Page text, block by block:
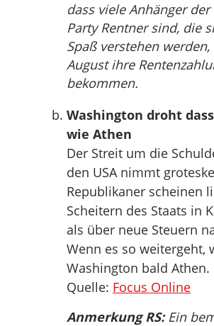
dass viele Anhänger
Party Rentner sind, die
Spaß verstehen
August ihre
bekommen.
Washington droht
wie Athen
Der Streit um die
den USA nimmt
Republikaner scheinen
Scheitern des Staats in
als über neue Steuern
Wenn es so weitergeht,
Washington bald Athen.
Quelle: Focus Online
Anmerkung RS:Ein